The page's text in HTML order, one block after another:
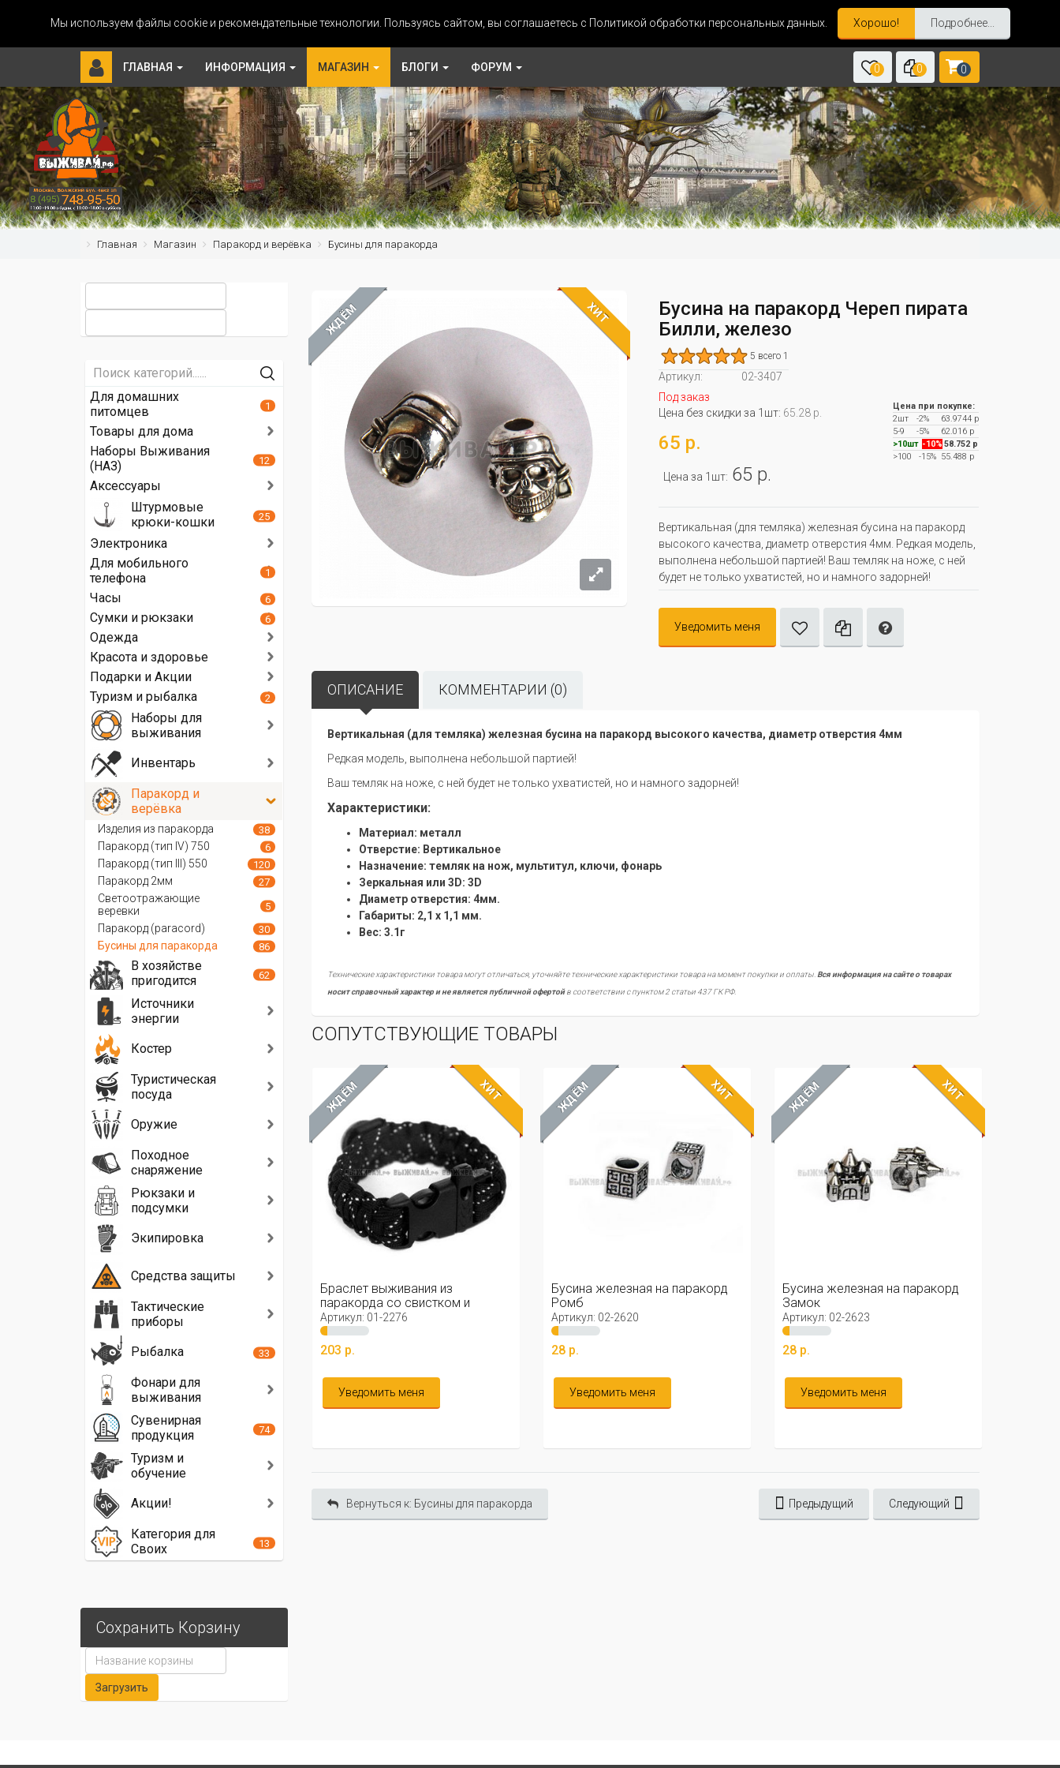
Мы используем файлы cookie и рекомендательные технологии. Пользуясь сайтом, вы соглашаетесь с Политикой обработки персональных данных. Хорошо! Подробнее...
ГЛАВНАЯ ИНФОРМАЦИЯ МАГАЗИН БЛОГИ ФОРУМ 0 0 0
Главная Магазин Паракорд и верёвка Бусины для паракорда
ЖДЁМ ХИТ
Бусина на паракорд Череп пирата
Билли, железо
5 всего 1
Артикул:
02-3407
Под заказ
Цена без скидки за 1шт: 65.28 р.
65 р.
Цена за 1шт: 65 р.
Цена при покупке:
2шт
-2%
63.9744 р
5-9
-5%
62.016 р
>10шт -10% 58.752 р
>100
-15%55.488 р
Вертикальная (для темляка) железная бусина на паракорд
высокого качества, диаметр отверстия 4мм. Редкая модель,
выполнена небольшой партией! Ваш темляк на ноже, с ней
будет не только ухватистей, но и намного задорней!
Уведомить меня
ОПИСАНИЕ КОММЕНТАРИИ (0)
Вертикальная (для темляка) железная бусина на паракорд высокого качества, диаметр отверстия 4мм
Редкая модель, выполнена небольшой партией!
Ваш темляк на ноже, с ней будет не только ухватистей, но и намного задорней!
Характеристики:
Материал: металл
Отверстие: Вертикальное
Назначение: темляк на нож, мультитул, ключи, фонарь
Зеркальная или 3D: 3D
Диаметр отверстия: 4мм.
Габариты: 2,1 х 1,1 мм.
Вес: 3.1г
Технические характеристики товара могут отличаться, уточняйте технические характеристики товара на момент покупки и оплаты.Вся информация на сайте о товарах
носит справочный характер и не является публичной офертойв соответствии с пунктом 2 статьи 437 ГК РФ.
СОПУТСТВУЮЩИЕ ТОВАРЫ
ЖДЁМ ХИТ
Браслет выживания из
паракорда со свистком и
компасом BLACK
Артикул: 01-2276
203 р.
Уведомить меня
ЖДЁМ ХИТ
Бусина железная на паракорд
Ромб
Артикул: 02-2620
28 р.
Уведомить меня
ЖДЁМ ХИТ
Бусина железная на паракорд
Замок
Артикул: 02-2623
28 р.
Уведомить меня
Вернуться к: Бусины для паракорда Предыдущий Следующий
Для домашних
питомцев
1
Товары для дома
Наборы Выживания
(НАЗ)
12
Аксессуары
Штурмовые
крюки-кошки
25
Электроника
Для мобильного
телефона
1
Часы 6
Сумки и рюкзаки 6
Одежда
Красота и здоровье
Подарки и Акции
Туризм и рыбалка
2
Наборы для
выживания
Инвентарь
Паракорд и
верёвка
Изделия из паракорда 38
Паракорд (тип IV) 750 6
Паракорд (тип III) 550 120
Паракорд 2мм 27
Светоотражающие
веревки
5
Паракорд (paracord) 30
Бусины для паракорда 86
В хозяйстве
пригодится
62
Источники
энергии
Костер
Туристическая
посуда
Оружие
Походное
снаряжение
Рюкзаки и
подсумки
Экипировка
Средства защиты
Тактические
приборы
Рыбалка
33
Фонари для
выживания
Сувенирная
продукция
74
Туризм и
обучение
Акции!
Категория для
Своих
13
Сохранить Корзину